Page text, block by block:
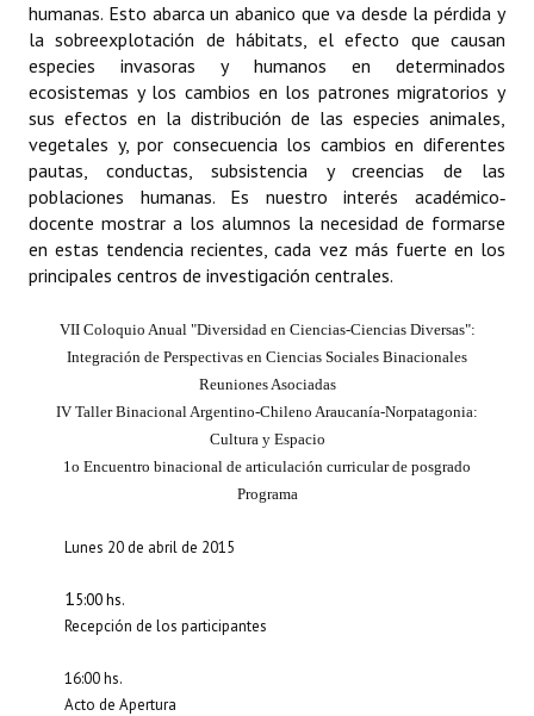
Mujeres que Dejaron Huellas - Registro
Periodistas Decanos - Registro
Ciudadano Ilustre - Registro
Banca del Vecino - Registro
Huéspedes de Honor - Registro
Antiguos Pobladores - Registro
Reconocimientos - Registro
Bariloche, Municipio intercultural
Entrega de distinciones
REFORMA DE LA CARTA ORGÁNICA
humanas. Esto abarca un abanico que va desde la pérdida y
la sobreexplotación de hábitats, el efecto que causan
especies invasoras y humanos en determinados
ecosistemas y los cambios en los patrones migratorios y
sus efectos en la distribución de las especies animales,
vegetales y, por consecuencia los cambios en diferentes
pautas, conductas, subsistencia y creencias de las
poblaciones humanas. Es nuestro interés académico‐
docente mostrar a los alumnos la necesidad de formarse
en estas tendencia recientes, cada vez más fuerte en los
principales centros de investigación centrales.
VII Coloquio Anual "Diversidad en Ciencias‐Ciencias Diversas":
Integración de Perspectivas en Ciencias Sociales Binacionales
Reuniones Asociadas
IV Taller Binacional Argentino‐Chileno Araucanía‐Norpatagonia:
Cultura y Espacio
1o Encuentro binacional de articulación curricular de posgrado
Programa
Lunes 20 de abril de 2015
15:00 hs.
Recepción de los participantes
16:00 hs.
Acto de Apertura